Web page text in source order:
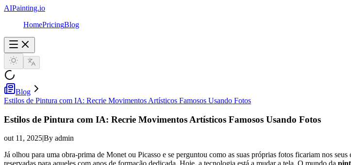
AIPainting.io
HomePricingBlog
Blog
Estilos de Pintura com IA: Recrie Movimentos Artísticos Famosos Usando Fotos
Estilos de Pintura com IA: Recrie Movimentos Artísticos Famosos Usando Fotos
out 11, 2025|By admin
Já olhou para uma obra-prima de Monet ou Picasso e se perguntou como as suas próprias fotos ficariam nos